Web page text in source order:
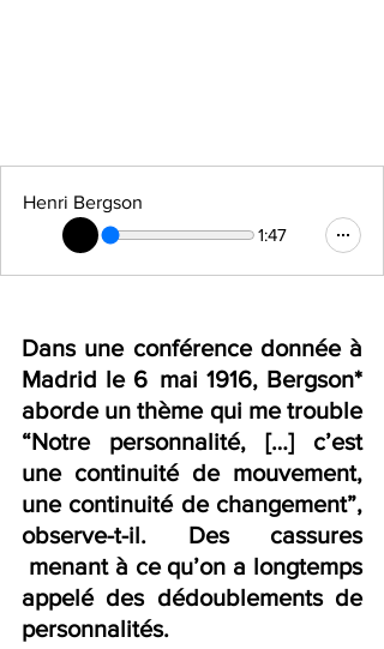
Henri Bergson
1:47
Dans une conférence donnée à
Madrid le 6  mai 1916, Bergson*
aborde un thème qui me trouble
“Notre personnalité, […] c’est
une continuité de mouvement,
une con­tinuité de changement”,
observe-t-il. Des cassures
menant à ce qu’on a longtemps
appelé des dédoublements de
personnalités.